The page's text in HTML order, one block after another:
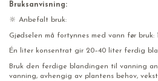
Bruksanvisning:
🔆 Anbefalt bruk:
Gjødselen må fortynnes med vann før bruk:
Én liter konsentrat gir 20–40 liter ferdig
Bruk den ferdige blandingen til vanning
vanning, avhengig av plantens behov,